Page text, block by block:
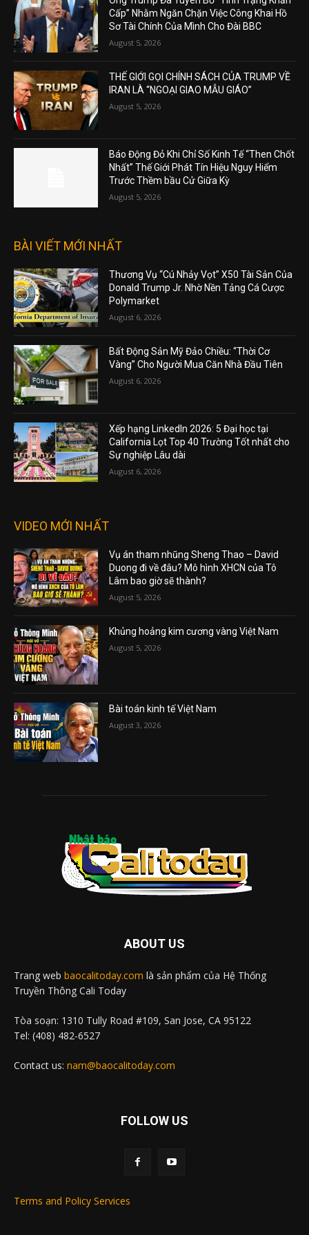
Cấp” Nhằm Ngăn Chặn Việc Công Khai Hồ
Sơ Tài Chính Của Mình Cho Đài BBC
August 5, 2026
THẾ GIỚI GỌI CHÍNH SÁCH CỦA TRUMP VỀ
IRAN LÀ “NGOẠI GIAO MẪU GIÁO”
August 5, 2026
Báo Động Đỏ Khi Chỉ Số Kinh Tế “Then Chốt
Nhất” Thế Giới Phát Tín Hiệu Nguy Hiểm
Trước Thềm bầu Cử Giữa Kỳ
August 5, 2026
BÀI VIẾT MỚI NHẤT
Thương Vụ “Cú Nhảy Vọt” X50 Tài Sản Của
Donald Trump Jr. Nhờ Nền Tảng Cá Cược
Polymarket
August 6, 2026
Bất Động Sản Mỹ Đảo Chiều: “Thời Cơ
Vàng” Cho Người Mua Căn Nhà Đầu Tiên
August 6, 2026
Xếp hạng LinkedIn 2026: 5 Đại học tại
California Lọt Top 40 Trường Tốt nhất cho
Sự nghiệp Lâu dài
August 6, 2026
VIDEO MỚI NHẤT
Vụ án tham nhũng Sheng Thao – David
Duong đi về đâu? Mô hình XHCN của Tô
Lâm bao giờ sẽ thành?
August 5, 2026
Khủng hoảng kim cương vàng Việt Nam
August 5, 2026
Bài toán kinh tế Việt Nam
August 3, 2026
ABOUT US
Trang web baocalitoday.com là sản phẩm của Hệ Thống
Truyền Thông Cali Today
Tòa soạn: 1310 Tully Road #109, San Jose, CA 95122
Tel: (408) 482-6527
Contact us: nam@baocalitoday.com
FOLLOW US
Terms and Policy Services